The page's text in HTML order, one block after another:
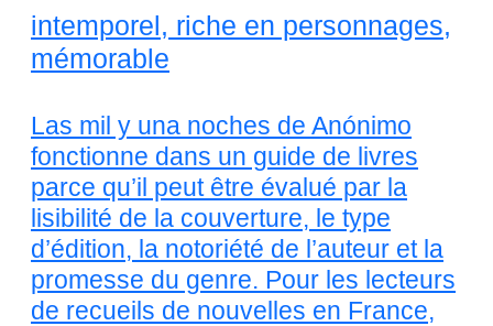
intemporel, riche en personnages,
mémorable
Las mil y una noches de Anónimo
fonctionne dans un guide de livres
parce qu’il peut être évalué par la
lisibilité de la couverture, le type
d’édition, la notoriété de l’auteur et la
promesse du genre. Pour les lecteurs
de recueils de nouvelles en France,